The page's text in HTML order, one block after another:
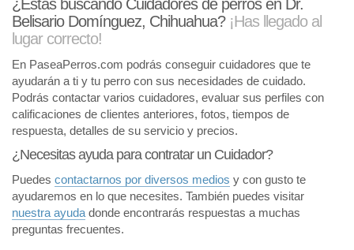
¿Estás buscando Cuidadores de perros en Dr.
Belisario Domínguez, Chihuahua? ¡Has llegado al
lugar correcto!
En PaseaPerros.com podrás conseguir cuidadores que te
ayudarán a ti y tu perro con sus necesidades de cuidado.
Podrás contactar varios cuidadores, evaluar sus perfiles con
calificaciones de clientes anteriores, fotos, tiempos de
respuesta, detalles de su servicio y precios.
¿Necesitas ayuda para contratar un Cuidador?
Puedes contactarnos por diversos medios y con gusto te
ayudaremos en lo que necesites. También puedes visitar
nuestra ayuda donde encontrarás respuestas a muchas
preguntas frecuentes.